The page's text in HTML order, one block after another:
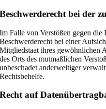
Beschwerde­recht bei der
Im Falle von Verstößen gegen
Beschwerderecht bei einer
Mitgliedstaat ihres gewöhnlichen
des Orts des mutmaßlichen
unbeschadet anderweitiger
Rechtsbehelfe.
Recht auf